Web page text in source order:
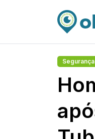
Segurança